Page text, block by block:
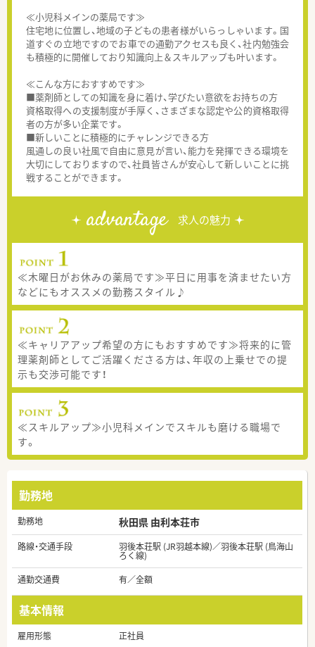
≪小児科メインの薬局です≫
住宅地に位置し、地域の子どもの患者様がいらっしゃいます。国
道すぐの立地ですのでお車での通勤アクセスも良く、社内勉強会
も積極的に開催しており知識向上＆スキルアップも叶います。
≪こんな方におすすめです≫
■薬剤師としての知識を身に着け、学びたい意欲をお持ちの方
資格取得への支援制度が手厚く、さまざまな認定や公的資格取得
者の方が多い企業です。
■新しいことに積極的にチャレンジできる方
風通しの良い社風で自由に意見が言い、能力を発揮できる環境を
大切にしておりますので、社員皆さんが安心して新しいことに挑
戦することができます。
advantage 求人の魅力
≪木曜日がお休みの薬局です≫平日に用事を済ませたい方
などにもオススメの勤務スタイル♪
≪キャリアアップ希望の方にもおすすめです≫将来的に管
理薬剤師としてご活躍くださる方は、年収の上乗せでの提
示も交渉可能です！
≪スキルアップ≫小児科メインでスキルも磨ける職場で
す。
勤務地
勤務地 秋田県 由利本荘市
路線・交通手段 羽後本荘駅 (JR羽越本線)／羽後本荘駅 (鳥海山
ろく線)
通勤交通費
有／全額
基本情報
雇用形態
正社員